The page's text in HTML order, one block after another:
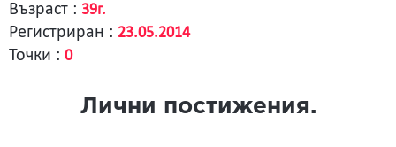
Възраст : 39г.
Регистриран : 23.05.2014
Точки : 0
Лични постижения.